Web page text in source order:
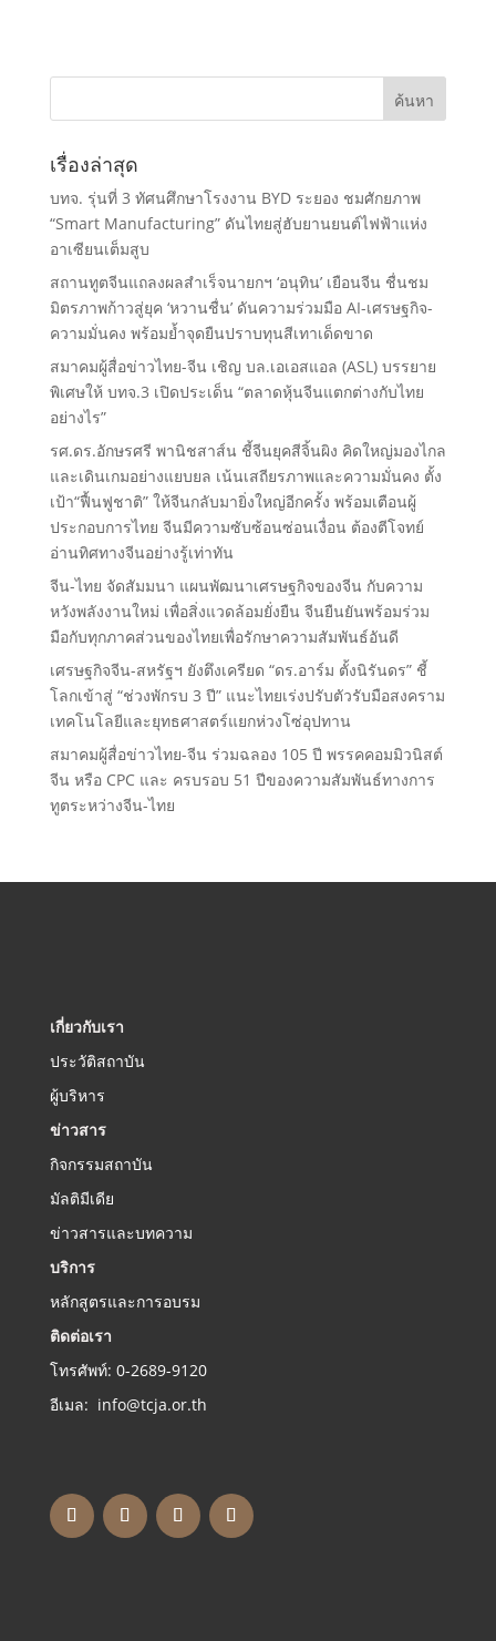
เรื่องล่าสุด
บทจ. รุ่นที่ 3 ทัศนศึกษาโรงงาน BYD ระยอง ชมศักยภาพ
“Smart Manufacturing” ดันไทยสู่ฮับยานยนต์ไฟฟ้าแห่ง
อาเซียนเต็มสูบ
สถานทูตจีนแถลงผลสำเร็จนายกฯ ‘อนุทิน’ เยือนจีน ชื่นชม
มิตรภาพก้าวสู่ยุค ‘หวานชื่น’ ดันความร่วมมือ AI-เศรษฐกิจ-
ความมั่นคง พร้อมย้ำจุดยืนปราบทุนสีเทาเด็ดขาด
สมาคมผู้สื่อข่าวไทย-จีน เชิญ บล.เอเอสแอล (ASL) บรรยาย
พิเศษให้ บทจ.3 เปิดประเด็น “ตลาดหุ้นจีนแตกต่างกับไทย
อย่างไร”
รศ.ดร.อักษรศรี พานิชสาส์น ชี้จีนยุคสีจิ้นผิง คิดใหญ่มองไกล
และเดินเกมอย่างแยบยล เน้นเสถียรภาพและความมั่นคง ตั้ง
เป้า“ฟื้นฟูชาติ” ให้จีนกลับมายิ่งใหญ่อีกครั้ง พร้อมเตือนผู้
ประกอบการไทย จีนมีความซับซ้อนซ่อนเงื่อน ต้องตีโจทย์
อ่านทิศทางจีนอย่างรู้เท่าทัน
จีน-ไทย จัดสัมมนา แผนพัฒนาเศรษฐกิจของจีน กับความ
หวังพลังงานใหม่ เพื่อสิ่งแวดล้อมยั่งยืน จีนยืนยันพร้อมร่วม
มือกับทุกภาคส่วนของไทยเพื่อรักษาความสัมพันธ์อันดี
เศรษฐกิจจีน-สหรัฐฯ ยังตึงเครียด “ดร.อาร์ม ตั้งนิรันดร” ชี้
โลกเข้าสู่ “ช่วงพักรบ 3 ปี” แนะไทยเร่งปรับตัวรับมือสงคราม
เทคโนโลยีและยุทธศาสตร์แยกห่วงโซ่อุปทาน
สมาคมผู้สื่อข่าวไทย-จีน ร่วมฉลอง 105 ปี พรรคคอมมิวนิสต์
จีน หรือ CPC และ ครบรอบ 51 ปีของความสัมพันธ์ทางการ
ทูตระหว่างจีน-ไทย
เกี่ยวกับเรา
ประวัติสถาบัน
ผู้บริหาร
ข่าวสาร
กิจกรรมสถาบัน
มัลติมีเดีย
ข่าวสารและบทความ
บริการ
หลักสูตรและการอบรม
ติดต่อเรา
โทรศัพท์: 0-2689-9120
อีเมล: info@tcja.or.th